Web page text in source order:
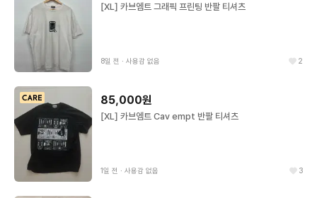
[XL] 카브엠트 그래픽 프린팅 반팔 티셔츠
8일 전 ∙ 사용감 없음 2
85,000원
[XL] 카브엠트 Cav empt 반팔 티셔츠
1일 전 ∙ 사용감 없음 3